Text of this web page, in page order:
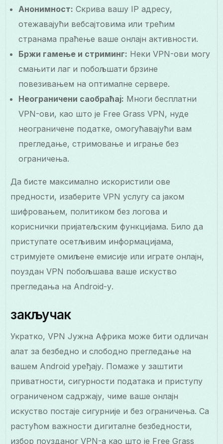
Анонимност: Скрива вашу IP адресу,
отежавајући вебсајтовима или трећим
странама праћење ваше онлајн активности.
Бржи гамење и стриминг: Неки VPN-ови могу
смањити лаг и побољшати брзине
повезивањем на оптималне сервере.
Неограничени саобраћај: Многи бесплатни
VPN-ови, као што је Free Grass VPN, нуде
неограничене податке, омогућавајући вам
прегледање, стримовање и играње без
ограничења.
Да бисте максимално искористили ове
предности, изаберите VPN услугу са јаком
шифровањем, политиком без логова и
кориснички пријатељским функцијама. Било да
приступате осетљивим информацијама,
стримујете омиљене емисије или играте онлајн,
поуздан VPN побољшава ваше искуство
прегледања на Android-у.
закључак
Укратко, VPN Јужна Африка може бити одличан
алат за безбедно и слободно прегледање на
вашем Android уређају. Помаже у заштити
приватности, сигурности података и приступу
ограниченом садржају, чиме ваше онлајн
искуство постаје сигурније и без ограничења. Са
растућом важности дигиталне безбедности,
избор поузданог VPN-а као што је Free Grass